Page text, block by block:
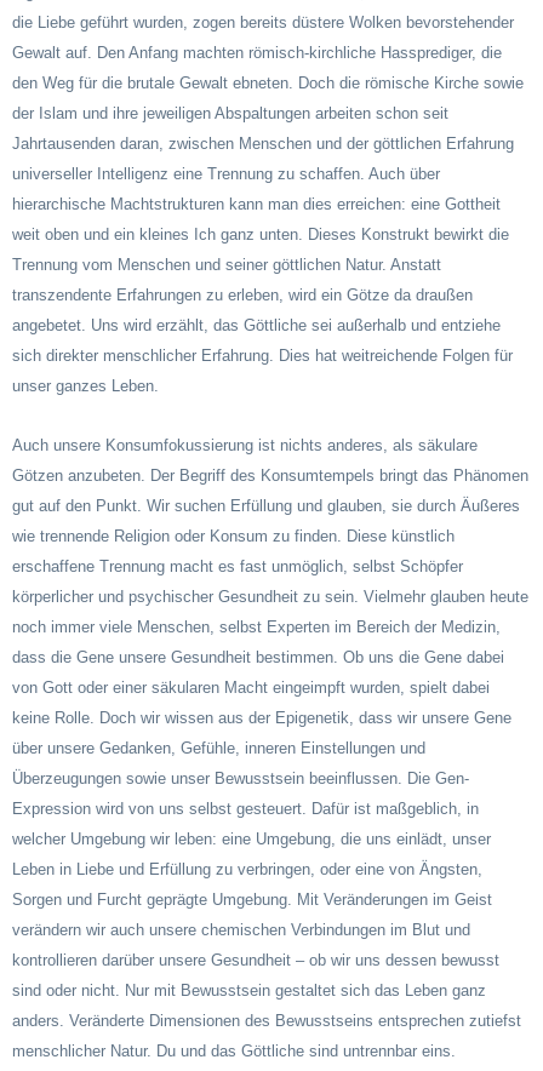
die Liebe geführt wurden, zogen bereits düstere Wolken bevorstehender
Gewalt auf. Den Anfang machten römisch-kirchliche Hassprediger, die
den Weg für die brutale Gewalt ebneten. Doch die römische Kirche sowie
der Islam und ihre jeweiligen Abspaltungen arbeiten schon seit
Jahrtausenden daran, zwischen Menschen und der göttlichen Erfahrung
universeller Intelligenz eine Trennung zu schaffen. Auch über
hierarchische Machtstrukturen kann man dies erreichen: eine Gottheit
weit oben und ein kleines Ich ganz unten. Dieses Konstrukt bewirkt die
Trennung vom Menschen und seiner göttlichen Natur. Anstatt
transzendente Erfahrungen zu erleben, wird ein Götze da draußen
angebetet. Uns wird erzählt, das Göttliche sei außerhalb und entziehe
sich direkter menschlicher Erfahrung. Dies hat weitreichende Folgen für
unser ganzes Leben.
Auch unsere Konsumfokussierung ist nichts anderes, als säkulare
Götzen anzubeten. Der Begriff des Konsumtempels bringt das Phänomen
gut auf den Punkt. Wir suchen Erfüllung und glauben, sie durch Äußeres
wie trennende Religion oder Konsum zu finden. Diese künstlich
erschaffene Trennung macht es fast unmöglich, selbst Schöpfer
körperlicher und psychischer Gesundheit zu sein. Vielmehr glauben heute
noch immer viele Menschen, selbst Experten im Bereich der Medizin,
dass die Gene unsere Gesundheit bestimmen. Ob uns die Gene dabei
von Gott oder einer säkularen Macht eingeimpft wurden, spielt dabei
keine Rolle. Doch wir wissen aus der Epigenetik, dass wir unsere Gene
über unsere Gedanken, Gefühle, inneren Einstellungen und
Überzeugungen sowie unser Bewusstsein beeinflussen. Die Gen-
Expression wird von uns selbst gesteuert. Dafür ist maßgeblich, in
welcher Umgebung wir leben: eine Umgebung, die uns einlädt, unser
Leben in Liebe und Erfüllung zu verbringen, oder eine von Ängsten,
Sorgen und Furcht geprägte Umgebung. Mit Veränderungen im Geist
verändern wir auch unsere chemischen Verbindungen im Blut und
kontrollieren darüber unsere Gesundheit – ob wir uns dessen bewusst
sind oder nicht. Nur mit Bewusstsein gestaltet sich das Leben ganz
anders. Veränderte Dimensionen des Bewusstseins entsprechen zutiefst
menschlicher Natur. Du und das Göttliche sind untrennbar eins.